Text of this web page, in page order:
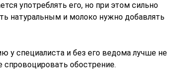
употреблять его, но при этом сильно
натуральным и молоко нужно добавлять
у специалиста и без его ведома лучше не
спровоцировать обострение.